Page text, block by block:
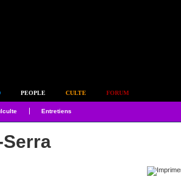
PEOPLE CULTE FORUM
Entretiens